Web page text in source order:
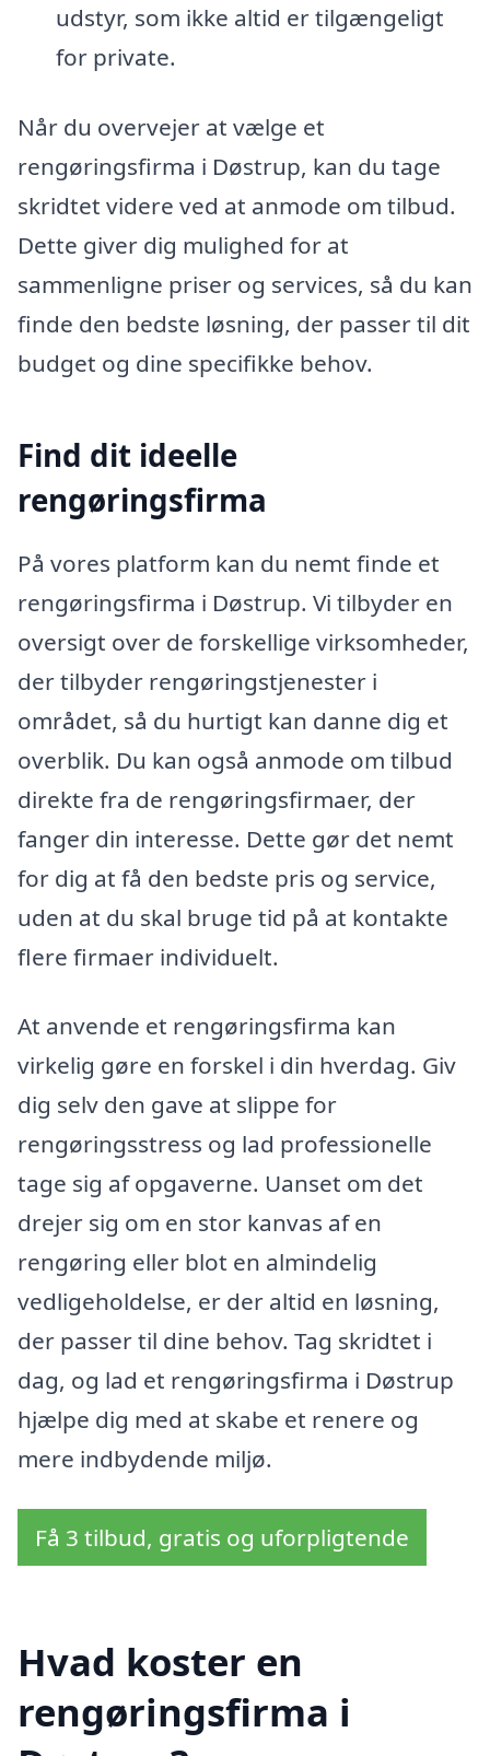
udstyr, som ikke altid er tilgængeligt
for private.
Når du overvejer at vælge et
rengøringsfirma i Døstrup, kan du tage
skridtet videre ved at anmode om tilbud.
Dette giver dig mulighed for at
sammenligne priser og services, så du kan
finde den bedste løsning, der passer til dit
budget og dine specifikke behov.
Find dit ideelle
rengøringsfirma
På vores platform kan du nemt finde et
rengøringsfirma i Døstrup. Vi tilbyder en
oversigt over de forskellige virksomheder,
der tilbyder rengøringstjenester i
området, så du hurtigt kan danne dig et
overblik. Du kan også anmode om tilbud
direkte fra de rengøringsfirmaer, der
fanger din interesse. Dette gør det nemt
for dig at få den bedste pris og service,
uden at du skal bruge tid på at kontakte
flere firmaer individuelt.
At anvende et rengøringsfirma kan
virkelig gøre en forskel i din hverdag. Giv
dig selv den gave at slippe for
rengøringsstress og lad professionelle
tage sig af opgaverne. Uanset om det
drejer sig om en stor kanvas af en
rengøring eller blot en almindelig
vedligeholdelse, er der altid en løsning,
der passer til dine behov. Tag skridtet i
dag, og lad et rengøringsfirma i Døstrup
hjælpe dig med at skabe et renere og
mere indbydende miljø.
Få 3 tilbud, gratis og uforpligtende
Hvad koster en
rengøringsfirma i